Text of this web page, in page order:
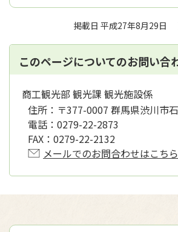
掲載日 平成27年8月29日
このページについてのお問い合
商工観光部 観光課 観光施設係
住所： 〒377-0007 群馬県渋川市
電話： 0279-22-2873
FAX： 0279-22-2132
メールでのお問合わせはこちら